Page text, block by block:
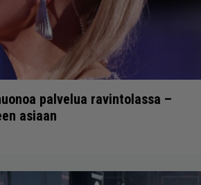
palvelua ravintolassa –
asiaan